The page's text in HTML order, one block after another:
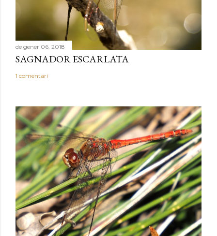
de gener 06, 2018
SAGNADOR ESCARLATA
1 comentari